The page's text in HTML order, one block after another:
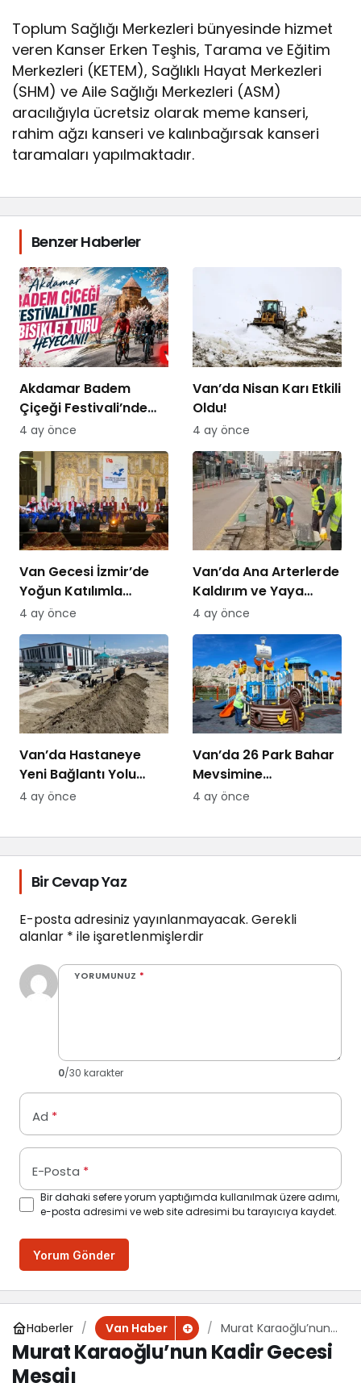
Toplum Sağlığı Merkezleri bünyesinde hizmet
veren Kanser Erken Teşhis, Tarama ve Eğitim
Merkezleri (KETEM), Sağlıklı Hayat Merkezleri
(SHM) ve Aile Sağlığı Merkezleri (ASM)
aracılığıyla ücretsiz olarak meme kanseri,
rahim ağzı kanseri ve kalınbağırsak kanseri
taramaları yapılmaktadır.
Benzer Haberler
Akdamar Badem
Çiçeği Festivali’nde
Bisiklet Turu Heyecanı
4 ay önce
Van’da Nisan Karı Etkili
Oldu!
4 ay önce
Van Gecesi İzmir’de
Yoğun Katılımla
Düzenlendi
4 ay önce
Van’da Ana Arterlerde
Kaldırım ve Yaya
Yolları Yenileniyor
4 ay önce
Van’da Hastaneye
Yeni Bağlantı Yolu
Yapılıyor
4 ay önce
Van’da 26 Park Bahar
Mevsimine
Hazırlanıyor
4 ay önce
Bir Cevap Yaz
E-posta adresiniz yayınlanmayacak. Gerekli
alanlar * ile işaretlenmişlerdir
YORUMUNUZ *
0/30 karakter
Ad *
E-Posta *
Bir dahaki sefere yorum yaptığımda kullanılmak üzere adımı,
e-posta adresimi ve web site adresimi bu tarayıcıya kaydet.
Yorum Gönder
Haberler Van Haber
Murat Karaoğlu’nun
Kadir Gecesi Mesajı
Murat Karaoğlu’nun Kadir Gecesi
Mesajı